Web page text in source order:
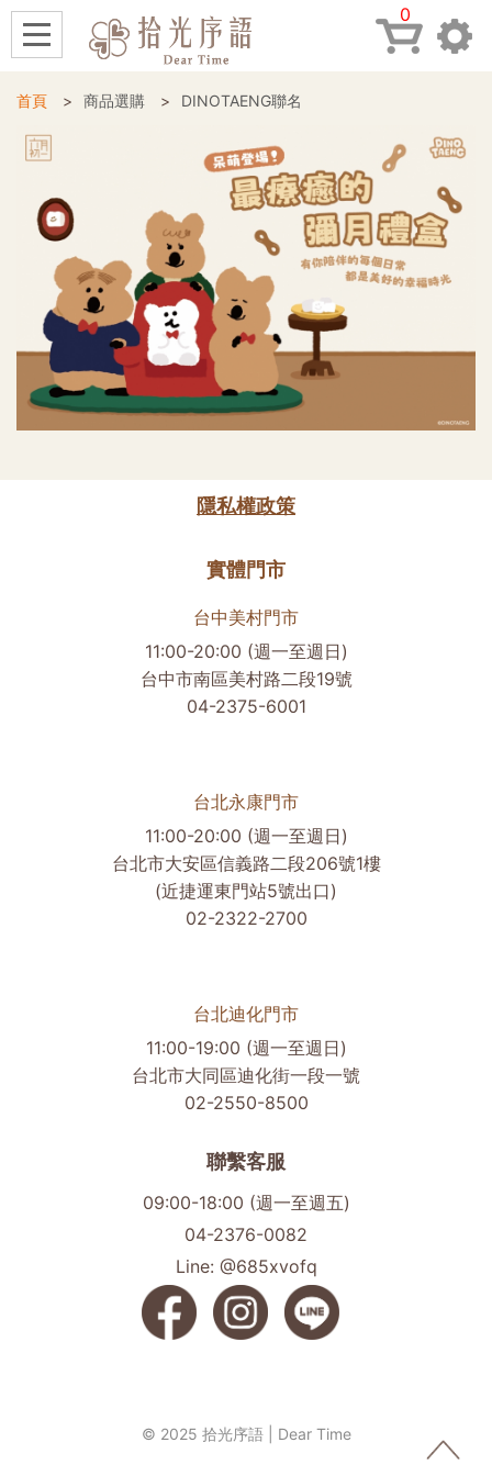
首頁 商品選購 DINOTAENG聯名
隱私權政策
實體門市
台中美村門市
11:00-20:00 (週一至週日)
台中市南區美村路二段19號
04-2375-6001
台北永康門市
11:00-20:00 (週一至週日)
台北市大安區信義路二段206號1樓
(近捷運東門站5號出口)
02-2322-2700
台北迪化門市
11:00-19:00 (週一至週日)
台北市大同區迪化街一段一號
02-2550-8500
聯繫客服
09:00-18:00 (週一至週五)
04-2376-0082
Line: @685xvofq
© 2025 拾光序語 | Dear Time
0